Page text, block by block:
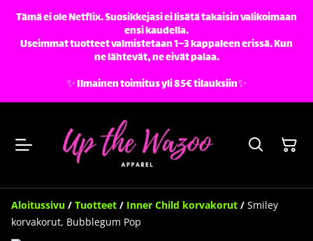
Tämä ei ole Netflix. Suosikkejasi ei lisätä takaisin valikoimaan
ensi kaudella.
Useimmat tuotteet valmistetaan 1–3 kappaleen erissä. Kun
ne lähtevät, ne eivät palaa.
✨️ Ilmainen toimitus yli 85€ tilauksiin✨️
Aloitussivu / Tuotteet / Inner Child korvakorut / Smiley
korvakorut, Bubblegum Pop